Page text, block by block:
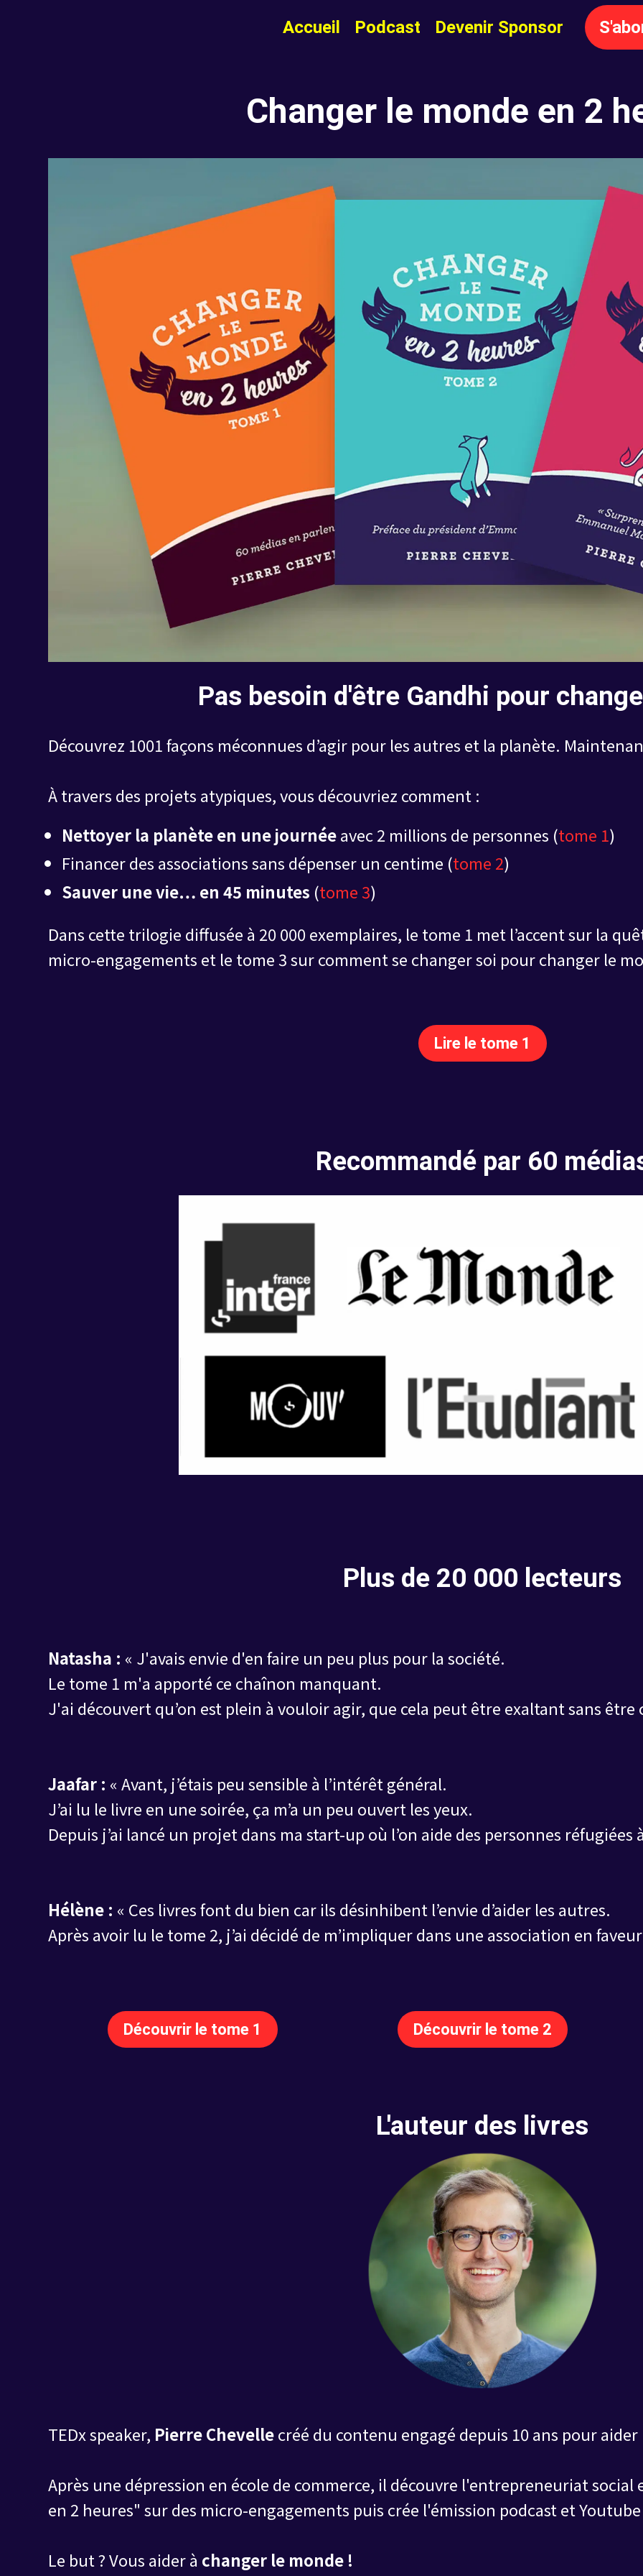
Accueil Podcast Devenir Sponsor
Changer le monde en 2
Pas besoin d'être Gandhi pour
Découvrez 1001 façons méconnues d’agir pour les autres et la planète.
À travers des projets atypiques, vous découvriez comment :
Nettoyer la planète en une journéeavec 2 millions de personnes (tome 1)
Financer des associations sans dépenser un centime (tome 2)
Sauver une vie… en 45 minutes (tome 3)
Dans cette trilogie diffusée à 20 000 exemplaires, le tome 1 met l’accent sur la
micro-engagements et le tome 3 sur comment se changer soi pour changer le
Lire le tome 1
Recommandé par 60
Plus de 20 000 lecteurs
Natasha : « J'avais envie d'en faire un peu plus pour la société.
Le tome 1 m'a apporté ce chaînon manquant.
J'ai découvert qu’on est plein à vouloir agir, que cela peut être exaltant sans
Jaafar : « Avant, j’étais peu sensible à l’intérêt général.
J’ai lu le livre en une soirée, ça m’a un peu ouvert les yeux.
Depuis j’ai lancé un projet dans ma start-up où l’on aide des personnes
Hélène : « Ces livres font du bien car ils désinhibent l’envie d’aider les autres.
Après avoir lu le tome 2, j’ai décidé de m’impliquer dans une association en
Découvrir le tome 1 Découvrir le tome 2
L'auteur des livres
TEDx speaker, Pierre Chevellecréé du contenu engagé depuis 10 ans pour
Après une dépression en école de commerce, il découvre l'entrepreneuriat
en 2 heures" sur des micro-engagements puis crée l'émission podcast et
Le but ? Vous aider à changer le monde !